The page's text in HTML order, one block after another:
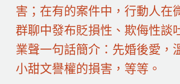
害；在有的案件中，行動人在
群聊中發布貶損性、欺侮性談
業聲一句話簡介：先婚後愛，
小甜文譽權的損害，等等。